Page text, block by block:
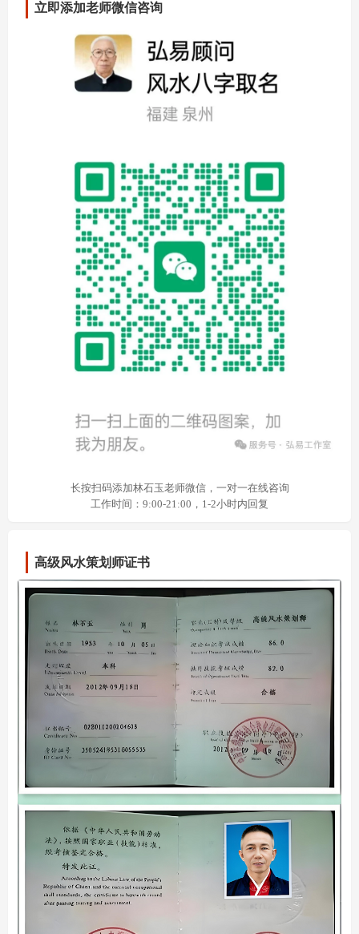
立即添加老师微信咨询
长按扫码添加林石玉老师微信，一对一在线咨询
工作时间：9:00-21:00，1-2小时内回复
高级风水策划师证书